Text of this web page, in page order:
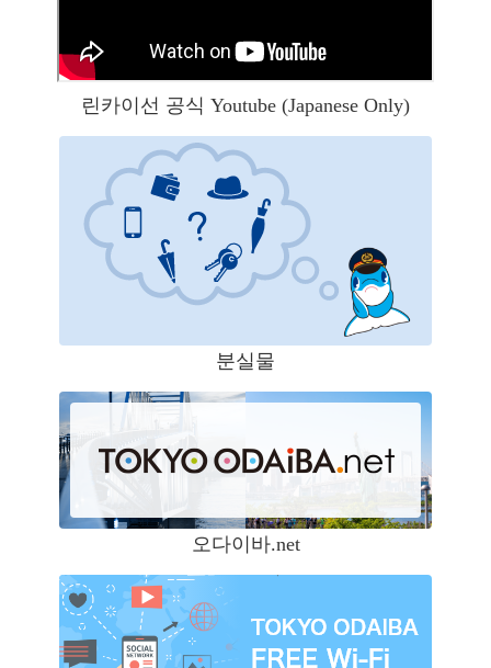
린카이선 공식 Youtube (Japanese Only)
분실물
오다이바.net